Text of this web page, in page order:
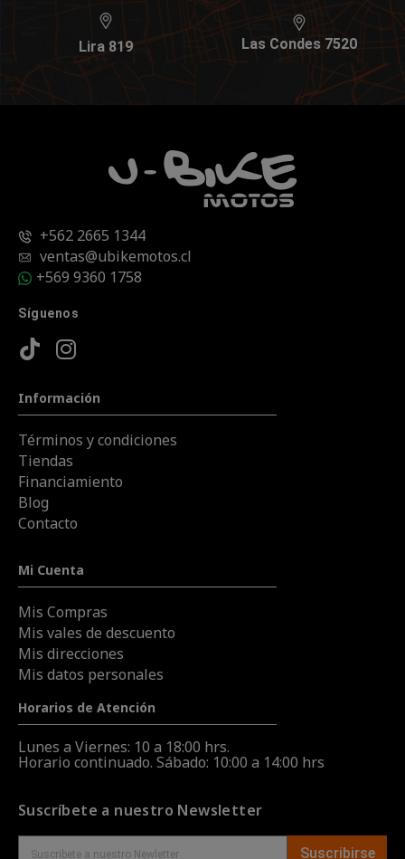
Lira 819 Las Condes 7520
+562 2665 1344
ventas@ubikemotos.cl
+569 9360 1758
Síguenos
Información
Términos y condiciones
Tiendas
Financiamiento
Blog
Contacto
Mi Cuenta
Mis Compras
Mis vales de descuento
Mis direcciones
Mis datos personales
Horarios de Atención
Lunes a Viernes: 10 a 18:00 hrs.
Horario continuado. Sábado: 10:00 a 14:00 hrs
Suscríbete a nuestro Newsletter
Suscribirse